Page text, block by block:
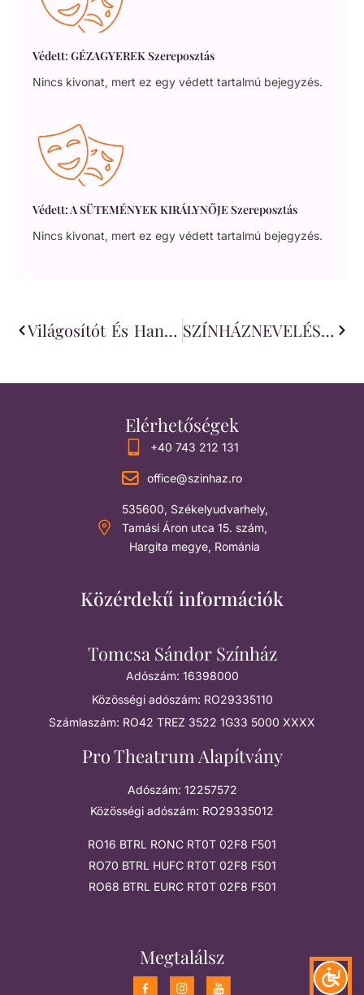
Védett: GÉZAGYEREK Szereposztás
Nincs kivonat, mert ez egy védett tartalmú bejegyzés.
Védett: A SÜTEMÉNYEK KIRÁLYNŐJE Szereposztás
Nincs kivonat, mert ez egy védett tartalmú bejegyzés.
Világosítót És Hangosítót Keresünk SZÍNHÁZNEVELÉSI ELŐADÁS Szereposztás
Elérhetőségek
+40 743 212 131
office@szinhaz.ro
535600, Székelyudvarhely,
Tamási Áron utca 15. szám,
Hargita megye, Románia
Közérdekű információk
Tomcsa Sándor Színház
Adószám: 16398000
Közösségi adószám: RO29335110
Számlaszám: RO42 TREZ 3522 1G33 5000 XXXX
Pro Theatrum Alapítvány
Adószám: 12257572
Közösségi adószám: RO29335012
RO16 BTRL RONC RT0T 02F8 F501
RO70 BTRL HUFC RT0T 02F8 F501
RO68 BTRL EURC RT0T 02F8 F501
Megtalálsz